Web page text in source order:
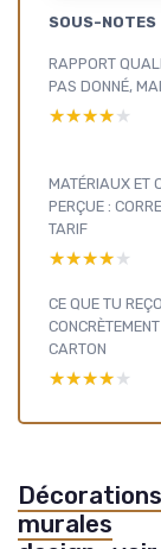
SOUS-NOTES
RAPPORT
PAS DONNÉ,
★★★★★
★★★★★
MATÉRIAUX ET
PERÇUE :
TARIF
★★★★★
★★★★★
CE QUE TU
CARTON
★★★★★
★★★★★
Décorations
murales